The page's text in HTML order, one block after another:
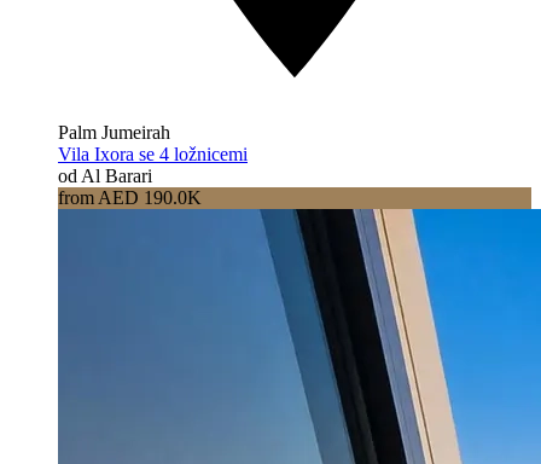
Palm Jumeirah
Vila Ixora se 4 ložnicemi
od Al Barari
from AED 190.0K